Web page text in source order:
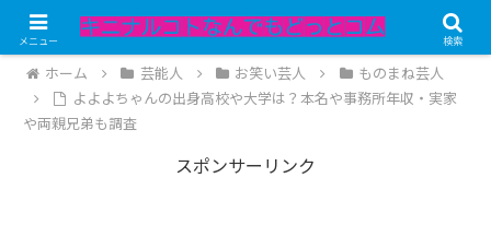
記事内にPRが含まれています。
ホーム 芸能人 お笑い芸人
ものまね芸人
よよよちゃんの出身高校や大学は？本名や事務所年収・実家
や両親兄弟も調査
スポンサーリンク
メニュー 検索